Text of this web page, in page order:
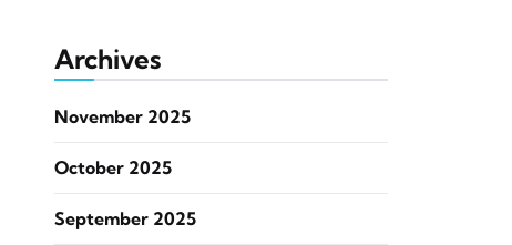
Archives
November 2025
October 2025
September 2025